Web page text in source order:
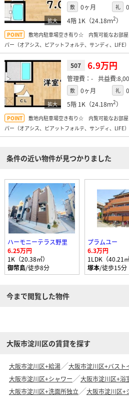
敷 0ヶ月 礼
4階 1K（24.18ｍ2）
敷地内駐車場空き有り☆ 内覧可能なお部
パー（オアシス、ピアットフォルテ、サンディ、LIFE
ストア、飲食店多数、コンビニ多数、ほか弁多数あり
507 6.9万円
-
敷 0ヶ月 礼
5階 1K（24.18ｍ2）
敷地内駐車場空き有り☆ 内覧可能なお部
パー（オアシス、ピアットフォルテ、サンディ、LIFE
ストア、飲食店多数、コンビニ多数、ほか弁多数あり
条件の近い物件が見つかりました
ハーモニーテラス野里
6.25万円
1K（20.38㎡）
御幣島/徒歩8分
プラムユー
6.3万円
1LDK（40.21㎡
塚本/徒歩15分
今まで閲覧した物件
大阪市淀川区の賃貸を探す
大阪市淀川区+給湯
大阪市淀川区+バスト
大阪市淀川区+シャワー
大阪市淀川区+浴
大阪市淀川区+洗面所独立
大阪市淀川区+